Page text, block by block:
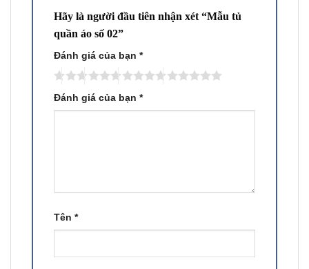
Hãy là người đầu tiên nhận xét “Mẫu tủ
quần áo số 02”
Đánh giá của bạn *
Đánh giá của bạn *
Tên *